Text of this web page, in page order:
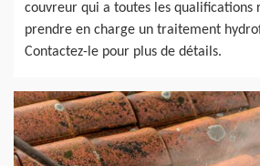
couvreur qui a toutes les qualifications
prendre en charge un traitement
Contactez-le pour plus de détails.